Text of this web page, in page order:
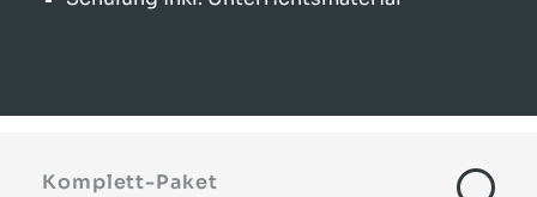
Komplett-Paket